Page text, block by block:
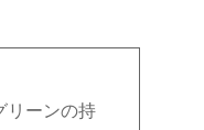
リーンの持